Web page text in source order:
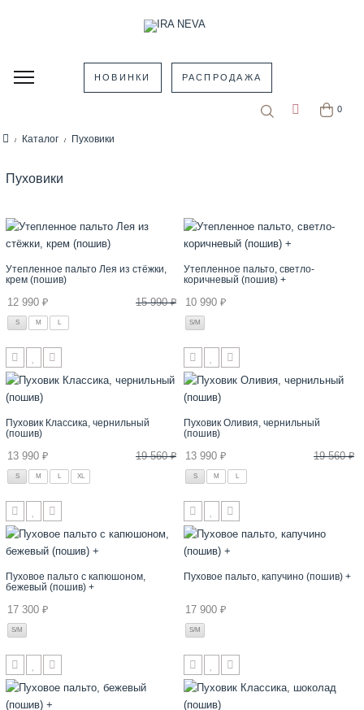
НОВИНКИ РАСПРОДАЖА
0
Каталог Пуховики
Пуховики
Утепленное пальто Лея из стёжки,
крем (пошив)
S M L
12 990 ₽ 15 990 ₽
Утепленное пальто, светло-
коричневый (пошив) +
S/M
10 990 ₽
Пуховик Классика, чернильный
(пошив)
S M L XL
13 990 ₽ 19 560 ₽
Пуховик Оливия, чернильный
(пошив)
S M L
13 990 ₽ 19 560 ₽
Пуховое пальто с капюшоном,
бежевый (пошив) +
S/M
17 300 ₽
Пуховое пальто, капучино (пошив) +
S/M
17 900 ₽